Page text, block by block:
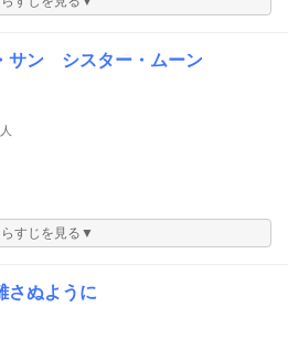
サン シスター・ムーン
すじを見る▼
さぬように